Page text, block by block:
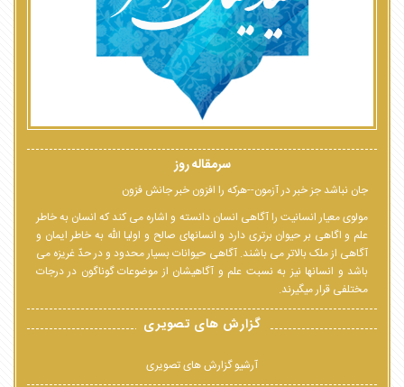
سرمقاله روز
جان نباشد جز خبر در آزمون--هرکه را افزون خبر جانش فزون
مولوی معیار انسانیت را آگاهی انسان دانسته و اشاره می کند که انسان به خاطر
علم و اگاهی بر حیوان برتری دارد و انسانهای صالح و اولیا الله به خاطر ایمان و
آگاهی از ملک بالاتر می باشند. آگاهی حیوانات بسیار محدود و در حدّ غریزه می
باشد و انسانها نیز به نسبت علم و آگاهیشان از موضوعات گوناگون در درجات
مختلفی قرار میگیرند.
گزارش های تصویری
آرشیو گزارش های تصویری